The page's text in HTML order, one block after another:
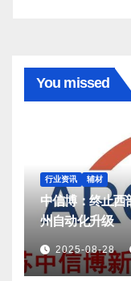
You missed
行业资讯 辅材
中信博：终止西
州自动化升级
2025-08-28